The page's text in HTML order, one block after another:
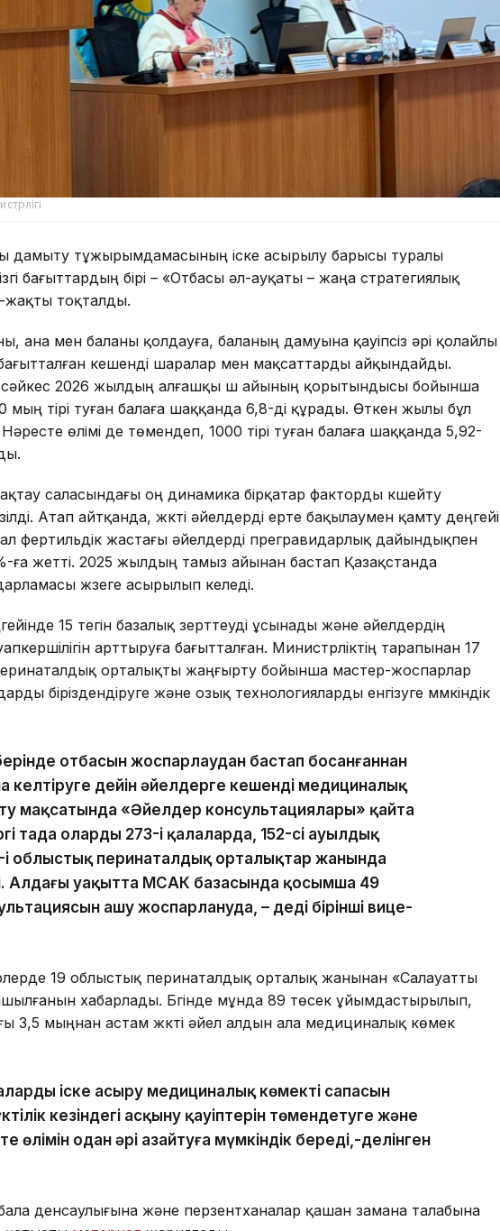
дамыту тұжырымдамасының іске асырылу барысы туралы
бағыттардың бірі – «Отбасы әл-ауқаты – жаңа стратегиялық
жақты тоқталды.
ана мен баланы қолдауға, баланың дамуына қауіпсіз әрі қолайлы
кешенді шаралар мен мақсаттарды айқындайды.
сәйкес 2026 жылдың алғашқы үш айының қорытындысы бойынша
мың тірі туған балаға шаққанда 6,8-ді құрады. Өткен жылы бұл
өлімі де төмендеп, 1000 тірі туған балаға шаққанда 5,92-
саласындағы оң динамика бірқатар факторды күшейту
Атап айтқанда, жүкті әйелдерді ерте бақылаумен қамту деңгейі
фертильдік жастағы әйелдерді прегравидарлық дайындықпен
ға жетті. 2025 жылдың тамыз айынан бастап Қазақстанда
жүзеге асырылып келеді.
15 тегін базалық зерттеуді ұсынады және әйелдердің
арттыруға бағытталған. Министрліктің тарапынан 17
орталықты жаңғырту бойынша мастер-жоспарлар
біріздендіруге және озық технологияларды енгізуге мүмкіндік
отбасын жоспарлаудан бастап босанғаннан
келтіруге дейін әйелдерге кешенді медициналық
мақсатында «Әйелдер консультациялары» қайта
таңда олардың 273-і қалаларда, 152-сі ауылдық
облыстық перинаталдық орталықтар жанында
Алдағы уақытта МСАК базасында қосымша 49
ашу жоспарлануда, – деді бірінші вице-
19 облыстық перинаталдық орталық жанынан «Салауатты
хабарлады. Бүгінде мұнда 89 төсек ұйымдастырылып,
3,5 мыңнан астам жүкті әйел алдын ала медициналық көмек
іске асыру медициналық көмектің сапасын
кезіндегі асқыну қауіптерін төмендетуге және
өлімін одан әрі азайтуға мүмкіндік береді,-делінген
денсаулығына және перзентханалар қашан замана талабына